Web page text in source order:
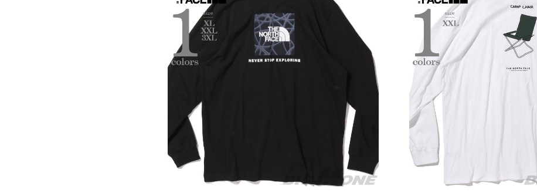
※当店での掲載商品は、実店鋪と在庫を共用しておりますので店頭での売り違い、店舗からのお取り
寄せ等により、お客様にご迷惑をお掛けしてしまう場合がございます。そのようなことがない様最大
限に努めておりますが、もしあった場合速やかにご連絡させて頂きますので予めご了承ください。
※【ボトムの裾上げをご希望の場合】
裾上げ料金は500円+税となります。
備考欄に股下●cmとご記入下さい。（裾上げ無料対象商品は1本につき税込6,000円以上の品が対象。
尚、裾上げした商品は返品・交換不可となりますので、予めご了承下さい。
一部、お直しに対応出来ない商品がございます。(例：裾にファスナーや調節ひもが付いている、極
端なデザインが施されている等)
※【返品交換について】
返品交換希望の方は、商品到着後1週間以内にご連絡ください。
下着(肌着)やワイシャツは商品の性質上、返品交換不可とさせて頂いております。予めご了承くださ